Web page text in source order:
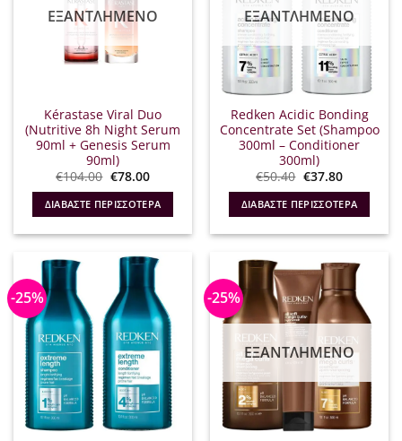
ΕΞΑΝΤΛΗΜΈΝΟ
Kérastase Viral Duo
(Nutritive 8h Night Serum
90ml + Genesis Serum
90ml)
€104.00 Original
price
was:
€104.00.
€78.00Η
τιμή
είναι:
€78.00.
ΔΙΑΒΆΣΤΕ ΠΕΡΙΣΣΌΤΕΡΑ
ΕΞΑΝΤΛΗΜΈΝΟ
Redken Acidic Bonding
Concentrate Set (Shampoo
300ml – Conditioner
300ml)
€50.40 Original
price
was:
€50.40.
€37.80Η
τιμή
είναι:
€37.80.
ΔΙΑΒΆΣΤΕ ΠΕΡΙΣΣΌΤΕΡΑ
-25% -25%
ΕΞΑΝΤΛΗΜΈΝΟ